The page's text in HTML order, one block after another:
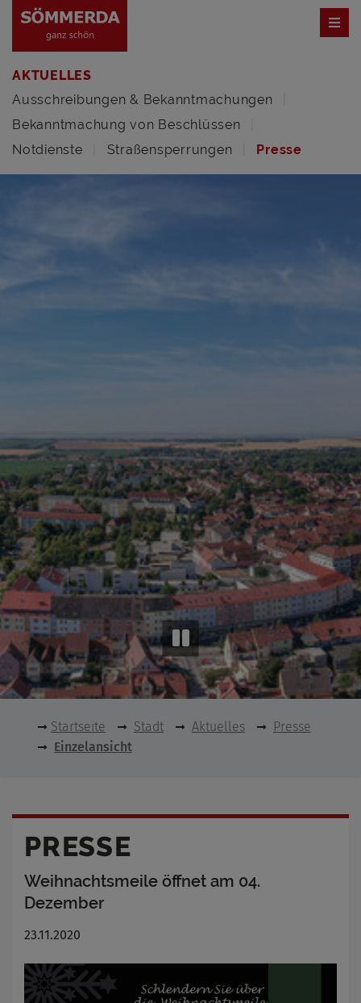
AKTUELLES
Ausschreibungen & Bekanntmachungen
Bekanntmachung von Beschlüssen
Notdienste
Straßensperrungen Presse
Startseite Stadt Aktuelles
Presse
Einzelansicht
PRESSE
Weihnachtsmeile öffnet am 04.
Dezember
23.11.2020